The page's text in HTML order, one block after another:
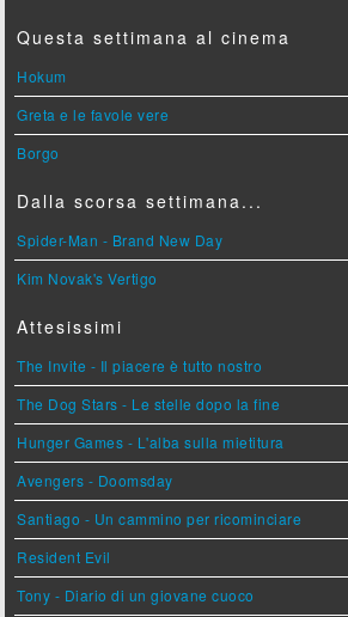
Questa settimana al cinema
Hokum
Greta e le favole vere
Borgo
Dalla scorsa settimana...
Spider-Man - Brand New Day
Kim Novak's Vertigo
Attesissimi
The Invite - Il piacere è tutto nostro
The Dog Stars - Le stelle dopo la fine
Hunger Games - L'alba sulla mietitura
Avengers - Doomsday
Santiago - Un cammino per ricominciare
Resident Evil
Tony - Diario di un giovane cuoco